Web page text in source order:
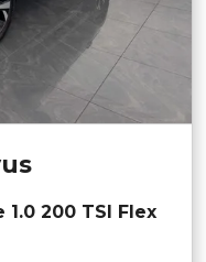
200 TSI Flex